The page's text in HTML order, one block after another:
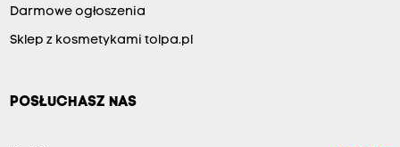
Darmowe ogłoszenia
Sklep z kosmetykami tolpa.pl
POSŁUCHASZ NAS